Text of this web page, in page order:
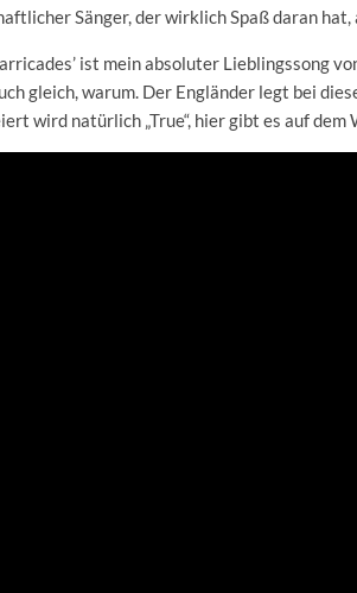
Sänger, der wirklich Spaß daran
ist mein absoluter Lieblingssong
gleich, warum. Der Engländer legt bei
wird natürlich „True“, hier gibt es auf